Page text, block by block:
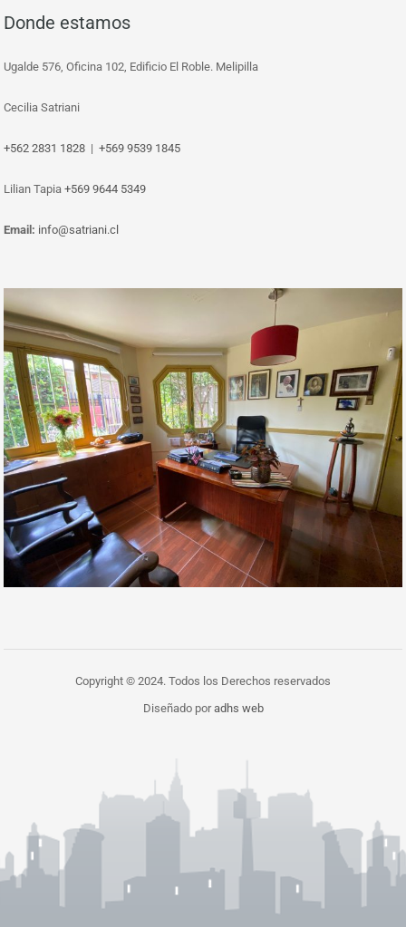
Donde estamos
Ugalde 576, Oficina 102, Edificio El Roble. Melipilla
Cecilia Satriani
+562 2831 1828 | +569 9539 1845
‎Lilian Tapia +569 9644 5349
Email: info@satriani.cl
Copyright © 2024. Todos los Derechos reservados
Diseñado poradhs web